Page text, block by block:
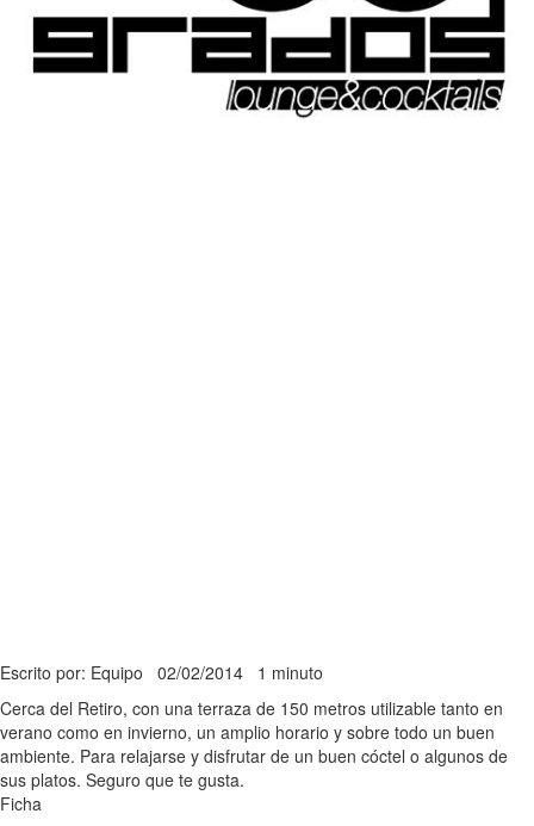
Escrito por: Equipo 02/02/2014 1 minuto
Cerca del Retiro, con una terraza de 150 metros utilizable tanto en
verano como en invierno, un amplio horario y sobre todo un buen
ambiente. Para relajarse y disfrutar de un buen cóctel o algunos de
sus platos. Seguro que te gusta.
Ficha